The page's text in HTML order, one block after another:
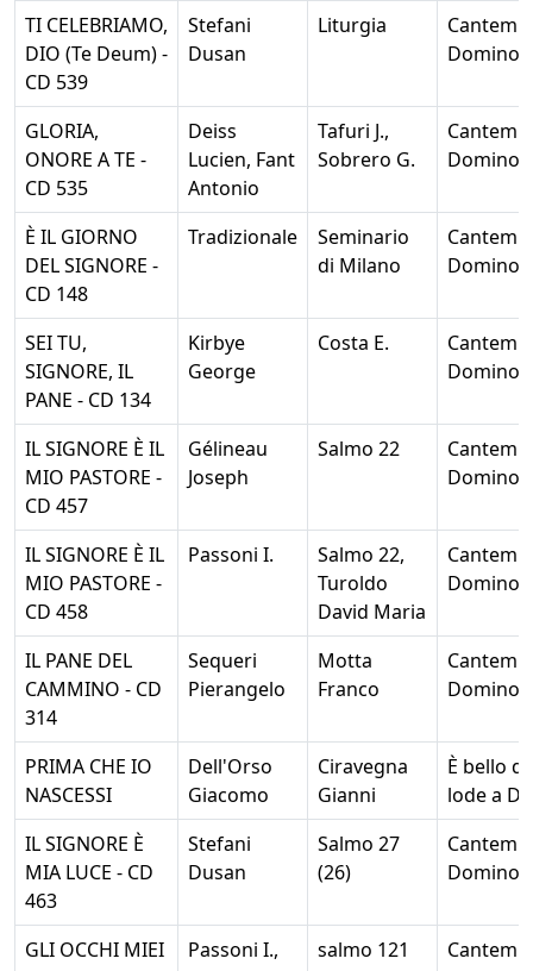
TI CELEBRIAMO,
DIO (Te Deum) -
CD 539
Stefani
Dusan
Liturgia
Domino
GLORIA,
ONORE A TE -
CD 535
Deiss
Lucien, Fant
Antonio
Tafuri J.,
Sobrero G.
Domino
È IL GIORNO
DEL SIGNORE -
CD 148
Tradizionale
Seminario
di Milano
Domino
SEI TU,
SIGNORE, IL
PANE - CD 134
Kirbye
George
Costa E.
Domino
IL SIGNORE È IL
MIO PASTORE -
CD 457
Gélineau
Joseph
Salmo 22
Domino
IL SIGNORE È IL
MIO PASTORE -
CD 458
Passoni I.
Salmo 22,
Turoldo
David Maria
Domino
IL PANE DEL
CAMMINO - CD
314
Sequeri
Pierangelo
Motta
Franco
Domino
PRIMA CHE IO
NASCESSI
Dell'Orso
Giacomo
Ciravegna
Gianni
È bello
lode a
IL SIGNORE È
MIA LUCE - CD
463
Stefani
Dusan
Salmo 27
(26)
Domino
GLI OCCHI MIEI
Passoni I.,
salmo 121